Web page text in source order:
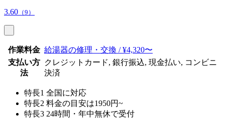
3.60 （9）
作業料金 給湯器の修理・交換 / ¥4,320〜
支払い方
法
クレジットカード, 銀行振込, 現金払い, コンビニ
決済
特長1 全国に対応
特長2 料金の目安は1950円~
特長3 24時間・年中無休で受付